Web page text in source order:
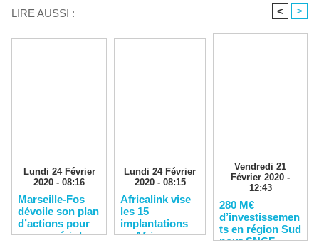
LIRE AUSSI : < >
Lundi 24 Février
2020 - 08:16
Marseille-Fos
dévoile son plan
d’actions pour
reconquérir les
Lundi 24 Février
2020 - 08:15
Africalink vise
les 15
implantations
en Afrique en
Vendredi 21
Février 2020 -
12:43
280 M€
d’investissemen
ts en région Sud
pour SNCF